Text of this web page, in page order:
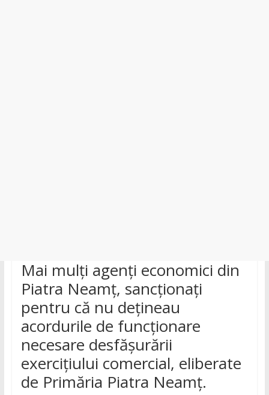
Mai mulți agenți economici din
Piatra Neamț, sancționați
pentru că nu dețineau
acordurile de funcționare
necesare desfășurării
exercițiului comercial, eliberate
de Primăria Piatra Neamț.